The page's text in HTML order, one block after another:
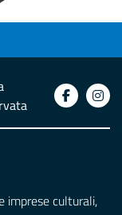
imprese culturali,